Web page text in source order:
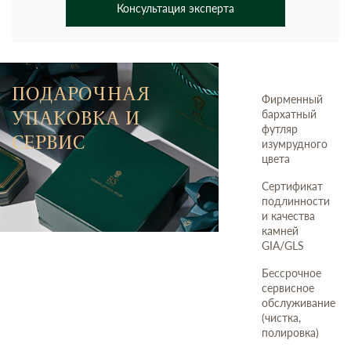
Консультация эксперта
ПОДАРОЧНАЯ
УПАКОВКА И
СЕРВИС
Фирменный
бархатный
футляр
изумрудного
цвета
Сертификат
подлинности
и качества
камней
GIA/GLS
Бессрочное
сервисное
обслуживание
(чистка,
полировка)